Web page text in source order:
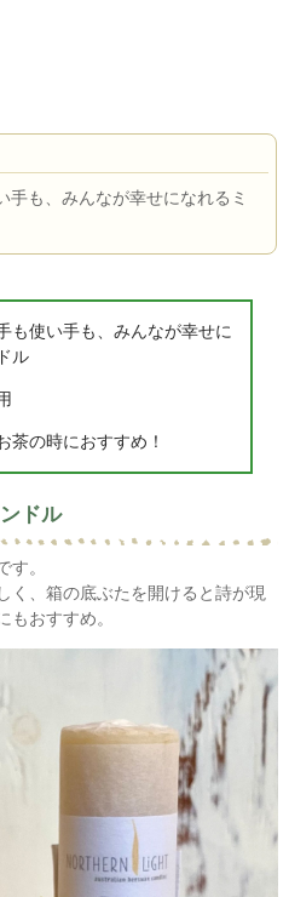
も、みんなが幸せになれるミ
も使い手も、みんなが幸せに
ル
茶の時におすすめ！
ドル
す。
く、箱の底ぶたを開けると詩が現
もおすすめ。